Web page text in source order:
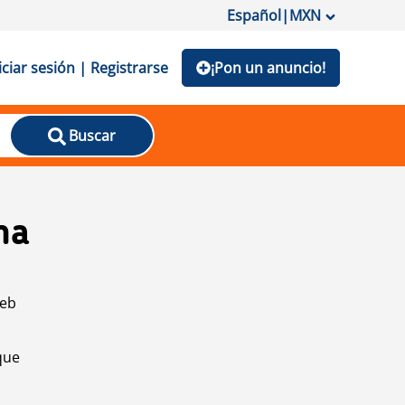
Español|MXN
sesión | Registrarse ¡Pon un anuncio!
Buscar